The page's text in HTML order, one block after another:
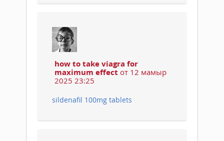
how to take viagra for
maximum effect от 12 мамыр
2025 23:25
sildenafil 100mg tablets